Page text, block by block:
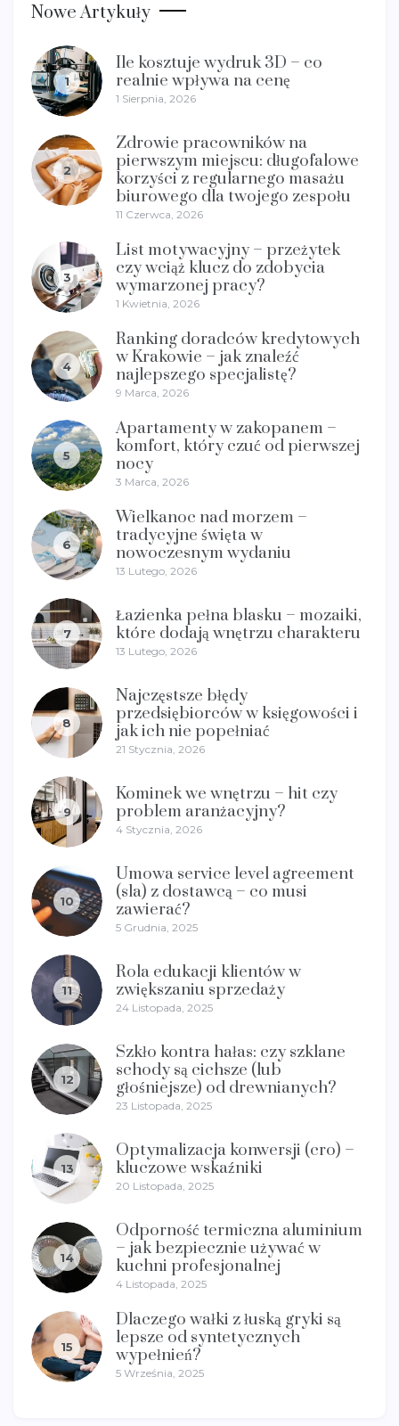
Nowe Artykuły
1
Ile kosztuje wydruk 3D – co
realnie wpływa na cenę
1 Sierpnia, 2026
2
Zdrowie pracowników na
pierwszym miejscu: długofalowe
korzyści z regularnego masażu
biurowego dla twojego zespołu
11 Czerwca, 2026
3
List motywacyjny – przeżytek
czy wciąż klucz do zdobycia
wymarzonej pracy?
1 Kwietnia, 2026
4
Ranking doradców kredytowych
w Krakowie – jak znaleźć
najlepszego specjalistę?
9 Marca, 2026
5
Apartamenty w zakopanem –
komfort, który czuć od pierwszej
nocy
3 Marca, 2026
6
Wielkanoc nad morzem –
tradycyjne święta w
nowoczesnym wydaniu
13 Lutego, 2026
7
Łazienka pełna blasku – mozaiki,
które dodają wnętrzu charakteru
13 Lutego, 2026
8
Najczęstsze błędy
przedsiębiorców w księgowości i
jak ich nie popełniać
21 Stycznia, 2026
9
Kominek we wnętrzu – hit czy
problem aranżacyjny?
4 Stycznia, 2026
10
Umowa service level agreement
(sla) z dostawcą – co musi
zawierać?
5 Grudnia, 2025
11
Rola edukacji klientów w
zwiększaniu sprzedaży
24 Listopada, 2025
12
Szkło kontra hałas: czy szklane
schody są cichsze (lub
głośniejsze) od drewnianych?
23 Listopada, 2025
13
Optymalizacja konwersji (cro) –
kluczowe wskaźniki
20 Listopada, 2025
14
Odporność termiczna aluminium
– jak bezpiecznie używać w
kuchni profesjonalnej
4 Listopada, 2025
15
Dlaczego wałki z łuską gryki są
lepsze od syntetycznych
wypełnień?
5 Września, 2025